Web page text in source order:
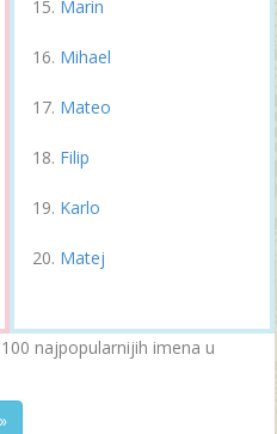
Marin
Mihael
Mateo
Filip
Karlo
Matej
najpopularnijih imena u